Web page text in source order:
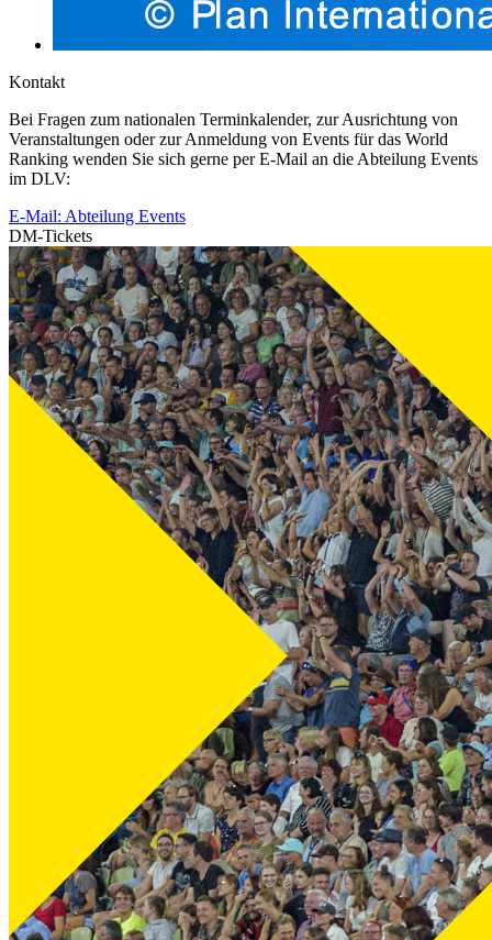
Kontakt
Bei Fragen zum nationalen Terminkalender, zur Ausrichtung von
Veranstaltungen oder zur Anmeldung von Events für das World
Ranking wenden Sie sich gerne per E-Mail an die Abteilung Events
im DLV:
E-Mail: Abteilung Events
DM-Tickets